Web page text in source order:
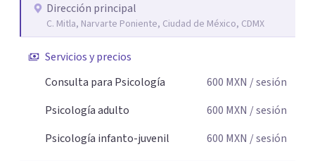
Dirección principal
C. Mitla, Narvarte Poniente, Ciudad de México, CDMX
Servicios y precios
Consulta para Psicología
600 MXN / sesión
Psicología adulto
600 MXN / sesión
Psicología infanto-juvenil
600 MXN / sesión